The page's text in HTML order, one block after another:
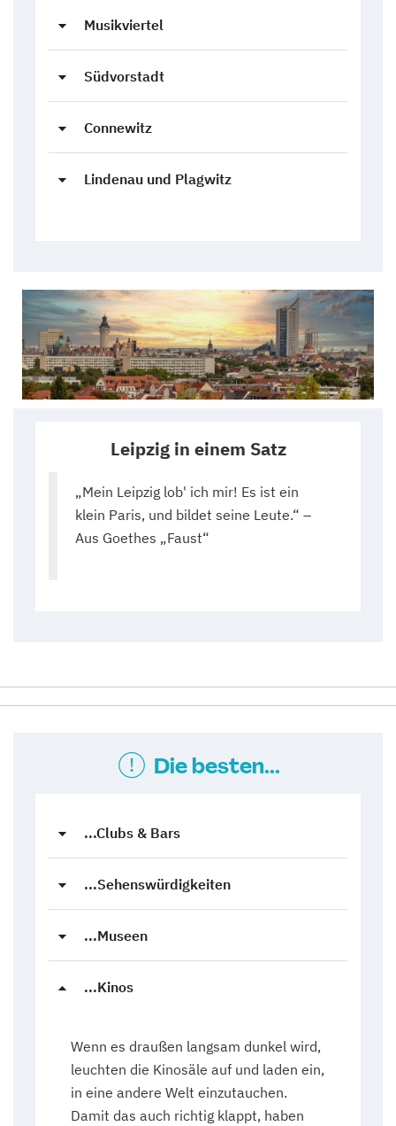
Musikviertel
Südvorstadt
Connewitz
Lindenau und Plagwitz
Leipzig in einem Satz
„Mein Leipzig lob' ich mir! Es ist ein
klein Paris, und bildet seine Leute.“ –
Aus Goethes „Faust“
Die besten...
...Clubs & Bars
...Sehenswürdigkeiten
...Museen
...Kinos
Wenn es draußen langsam dunkel wird,
leuchten die Kinosäle auf und laden ein,
in eine andere Welt einzutauchen.
Damit das auch richtig klappt, haben